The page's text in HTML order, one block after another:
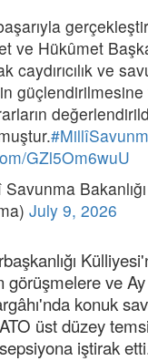
ve Hükûmet
caydırıcılık ve
GZl5Om6wuU
Bakanlığı
July 9, 2026
ve Ay
konuk
üst düzey
iştirak